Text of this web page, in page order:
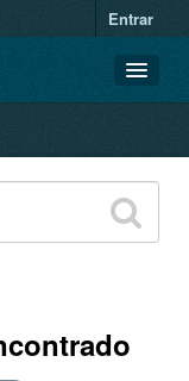
Entrar